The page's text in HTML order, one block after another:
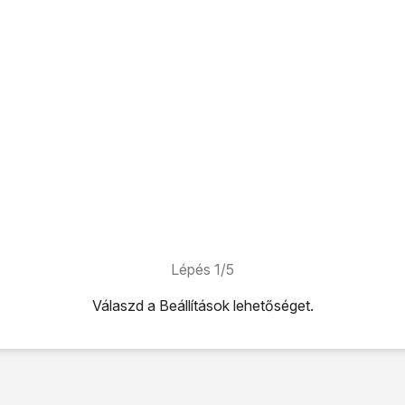
Lépés 1/5
Válaszd a Beállításoklehetőséget.